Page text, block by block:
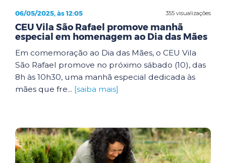
355 visualizações
06/05/2025, às 12:05
CEU Vila São Rafael promove manhã
especial em homenagem ao Dia das Mães
Em comemoração ao Dia das Mães, o CEU Vila
São Rafael promove no próximo sábado (10), das
8h às 10h30, uma manhã especial dedicada às
mães que fre... [saiba mais]